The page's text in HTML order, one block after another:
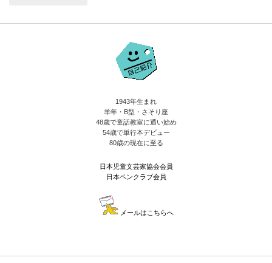
1943年生まれ
羊年・B型・さそり座
48歳で童話教室に通い始め
54歳で単行本デビュー
80歳の現在に至る
日本児童文芸家協会会員
日本ペンクラブ会員
メールはこちらへ